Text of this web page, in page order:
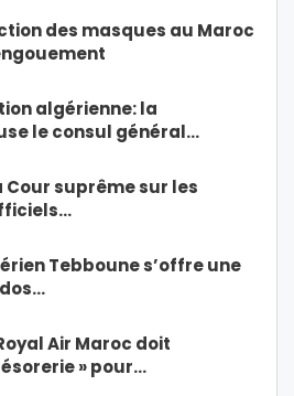
des masques au Maroc
algérienne: la
le consul général…
Cour suprême sur les
Tebboune s’offre une
Air Maroc doit
» pour…